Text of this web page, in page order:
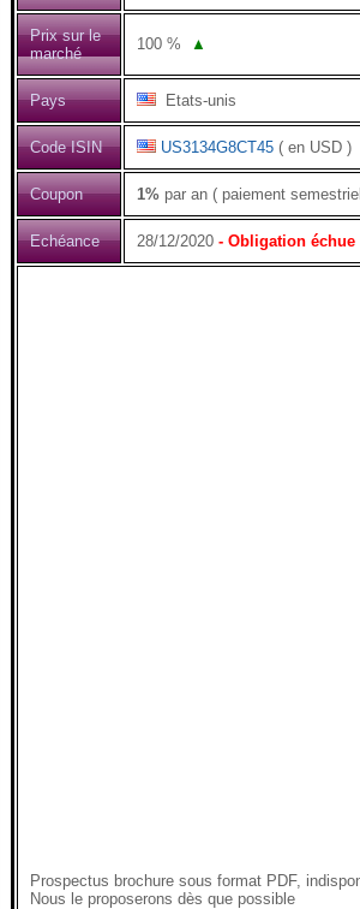
Prix sur le
marché
100 % ▲
Pays Etats-unis
Code ISIN US3134G8CT45 ( en USD )
Coupon 1% par an ( paiement
Echéance 28/12/2020 - Obligation échue
Prospectus brochure sous format PDF,
Nous le proposerons dès que possible